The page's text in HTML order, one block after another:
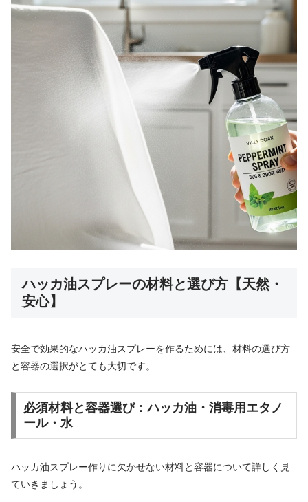
ハッカ油スプレーの材料と選び方【天然・
安心】
安全で効果的なハッカ油スプレーを作るためには、材料の選び方
と容器の選択がとても大切です。
必須材料と容器選び：ハッカ油・消毒用エタノ
ール・水
ハッカ油スプレー作りに欠かせない材料と容器について詳しく見
ていきましょう。